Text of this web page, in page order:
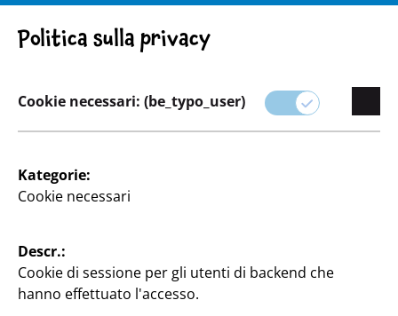
Coccolate i vostri animali domestici con la nostra
selezione di articoli per animali.
Politica sulla privacy
Cookie necessari: (be_typo_user)
Kategorie:
Cookie necessari
Descr.:
Cookie di sessione per gli utenti di backend che
hanno effettuato l'accesso.